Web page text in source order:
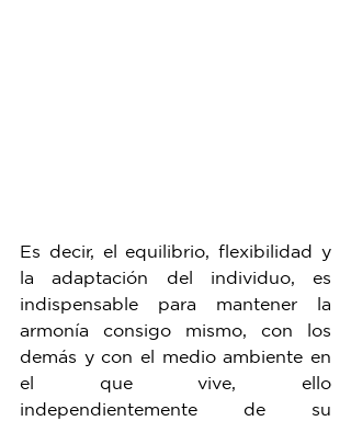
Es decir, el equilibrio, flexibilidad y
la adaptación del individuo, es
indispensable para mantener la
armonía consigo mismo, con los
demás y con el medio ambiente en
el que vive, ello
independientemente de su